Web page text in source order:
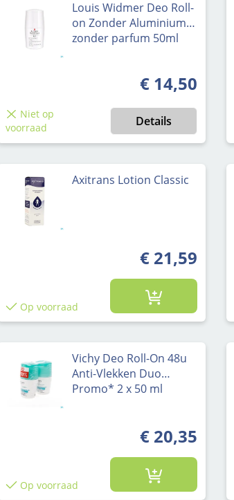
Louis Widmer Deo Roll-
on Zonder Aluminium
zonder parfum 50ml
Normale prijs:
€ 14,50
Niet op
voorraad
Details
Axitrans Lotion Classic
€ 21,59
Op voorraad
Vichy Deo Roll-On 48u
Anti-Vlekken Duo
Promo* 2 x 50 ml
€ 20,35
Op voorraad